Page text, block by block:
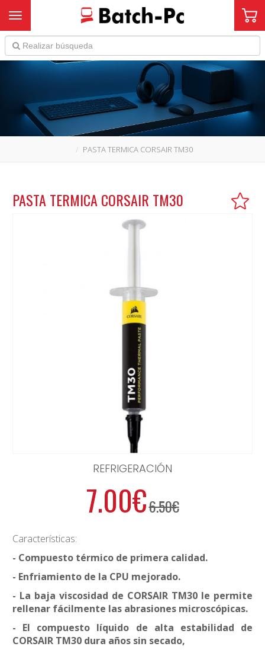
Toggle navigation
PASTA TERMICA CORSAIR TM30
PASTA TERMICA CORSAIR TM30
REFRIGERACIÓN
7.00€6.50€
Características:
- Compuesto térmico de primera calidad.
- Enfriamiento de la CPU mejorado.
- La baja viscosidad de CORSAIR TM30 le permite
rellenar fácilmente las abrasiones microscópicas.
- El compuesto líquido de alta estabilidad de
CORSAIR TM30 dura años sin secado,